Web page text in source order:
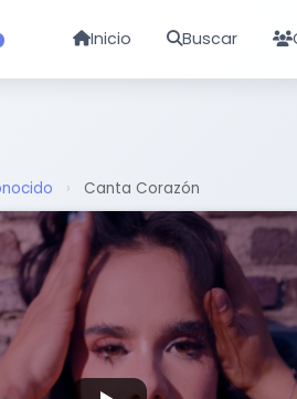
Inicio Buscar
› Canta Corazón